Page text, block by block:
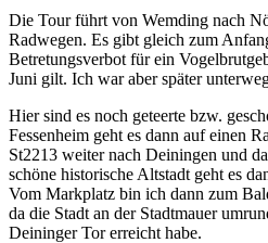
Die Tour führt von Wemding nach
Radwegen. Es gibt gleich zum
Betretungsverbot für ein
Juni gilt. Ich war aber später
Hier sind es noch geteerte bzw.
Fessenheim geht es dann auf einen
St2213 weiter nach Deiningen und
schöne historische Altstadt geht es
Vom Markplatz bin ich dann zum
da die Stadt an der Stadtmauer
Deininger Tor erreicht habe.